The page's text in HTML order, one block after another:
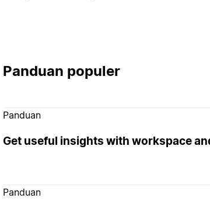
Panduan populer
Panduan
Get useful insights with workspace
Panduan